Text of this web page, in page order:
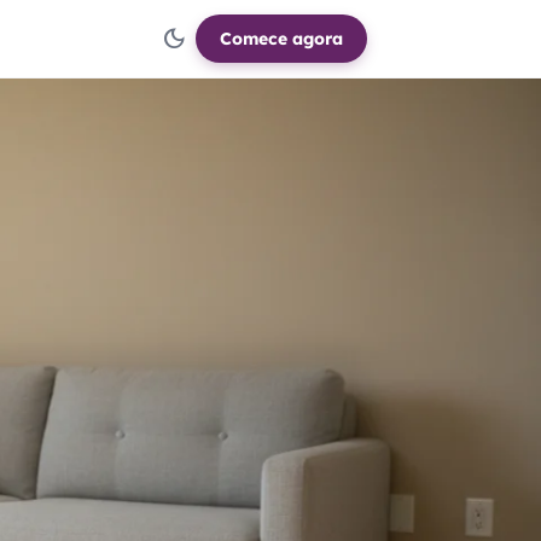
dark_mode Comece agora